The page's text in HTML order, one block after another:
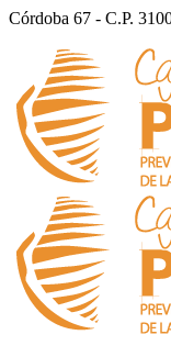
Córdoba 67 - C.P.